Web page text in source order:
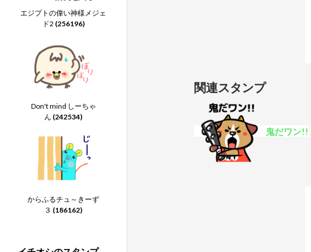
関連スタンプ
鬼だワン!!
エジプトの偉い神様メジェ
ド2 (256196)
Don't mind しーちゃ
ん (242534)
からふるチュ～きーず
３ (186162)